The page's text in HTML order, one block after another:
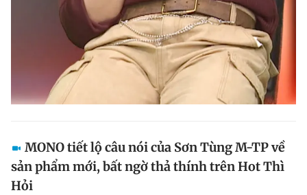
Đọc Thanh Niên trên điện thoại
Theo dõi báo trên
Hotline
0906 645 777
Liên hệ quảng cáo
0908 780 404
MONO tiết lộ câu nói của Sơn Tùng M-TP về
sản phẩm mới, bất ngờ thả thính trên Hot Thì
Hỏi